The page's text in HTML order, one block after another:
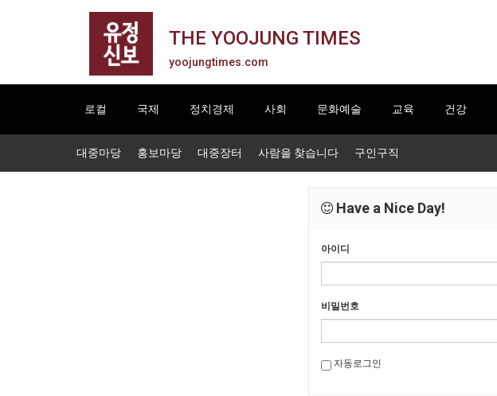
THE YOOJUNG TIMES
yoojungtimes.com
로컬 국제 정치경제 사회 문화예술 교육 건강
대중마당 홍보마당 대중장터 사람을 찾습니다 구인구직
Have a Nice Day!
아이디
비밀번호
자동로그인